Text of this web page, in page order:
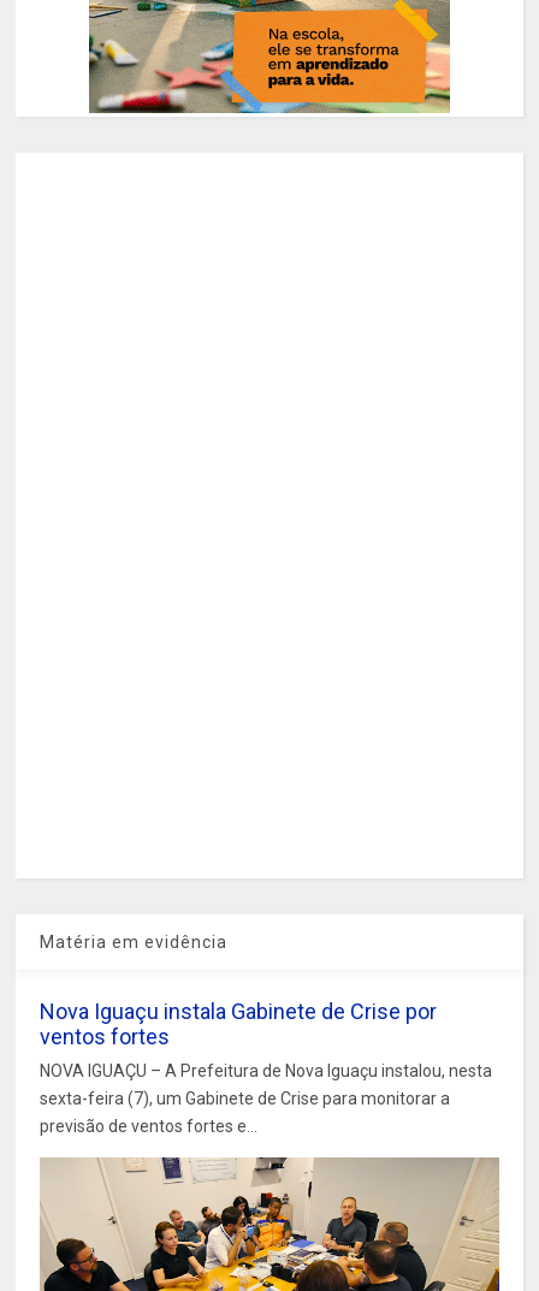
Matéria em evidência
Nova Iguaçu instala Gabinete de Crise por
ventos fortes
NOVA IGUAÇU – A Prefeitura de Nova Iguaçu instalou, nesta
sexta-feira (7), um Gabinete de Crise para monitorar a
previsão de ventos fortes e...